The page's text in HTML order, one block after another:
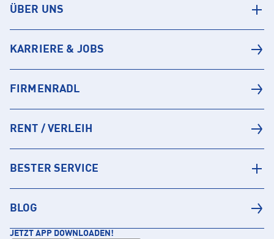
ÜBER UNS
KARRIERE & JOBS
FIRMENRADL
RENT / VERLEIH
BESTER SERVICE
BLOG
JETZT APP DOWNLOADEN!